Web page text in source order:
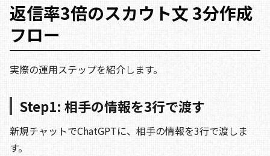
返信率3倍のスカウト文 3分作成
フロー
実際の運用ステップを紹介します。
Step1: 相手の情報を3行で渡す
新規チャットでChatGPTに、相手の情報を3行で渡しま
す。